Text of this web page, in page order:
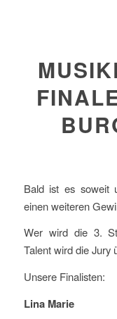
Bald ist es soweit
einen weiteren
Wer wird die 3.
Talent wird die Jury
Unsere Finalisten:
Lina Marie